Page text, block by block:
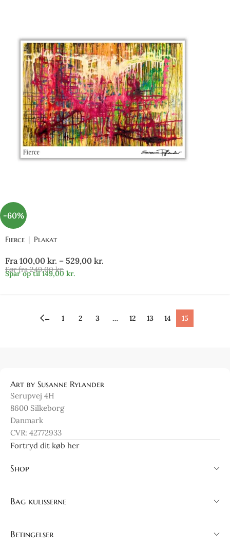
-60%
Fierce | Plakat
Fra 100,00 kr. – 529,00 kr.
Før fra249,00kr.
Spar op til149,00 kr.
← 1 2 3 … 12 13 14 15
Art by Susanne Rylander
Serupvej 4H
8600 Silkeborg
Danmark
CVR: 42772933
Fortryd dit køb her
Shop
Bag kulisserne
Betingelser